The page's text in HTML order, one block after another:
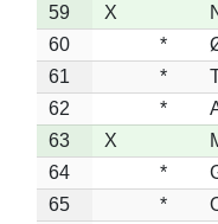
59
X
60
*
61
*
62
*
63
X
64
*
65
*